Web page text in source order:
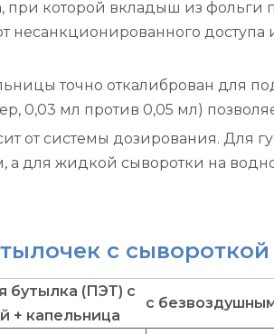
при которой вкладыш из фольги
точно откалиброван для
мл против 0,05 мл)
от системы дозирования. Для
а для жидкой сыворотки на
с
бутылка (ПЭТ) с
+ капельница
с